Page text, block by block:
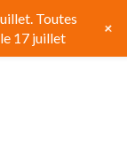
Toutes
17 juillet
+